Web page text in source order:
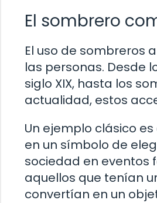
El sombrero
El uso de sombreros
las personas. Desde
siglo XIX, hasta los
actualidad, estos
Un ejemplo clásico
en un símbolo de
sociedad en eventos
aquellos que tenían
convertían en un